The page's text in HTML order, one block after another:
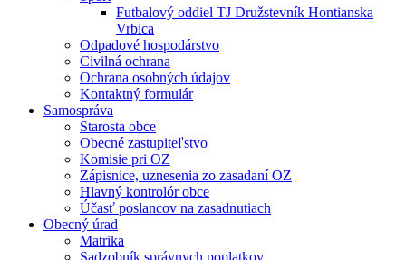
Futbalový oddiel TJ Družstevník Hontianska
Vrbica
Odpadové hospodárstvo
Civilná ochrana
Ochrana osobných údajov
Kontaktný formulár
Samospráva
Starosta obce
Obecné zastupiteľstvo
Komisie pri OZ
Zápisnice, uznesenia zo zasadaní OZ
Hlavný kontrolór obce
Účasť poslancov na zasadnutiach
Obecný úrad
Matrika
Sadzobník správnych poplatkov